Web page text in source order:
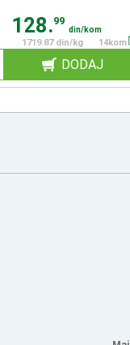
128.99
din/kom
1719.87 din/kg
14kom
DODAJ